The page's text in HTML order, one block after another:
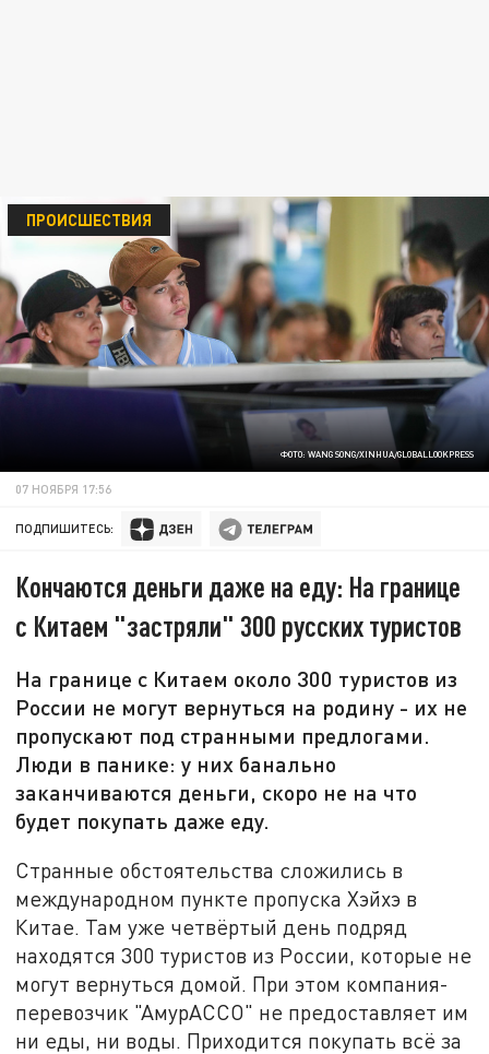
ФОТО: WANG SONG/XINHUA/GLOBALLOOKPRESS
ПРОИСШЕСТВИЯ
07 НОЯБРЯ 17:56
ПОДПИШИТЕСЬ:
Кончаются деньги даже на еду: На границе
с Китаем "застряли" 300 русских туристов
На границе с Китаем около 300 туристов из
России не могут вернуться на родину - их не
пропускают под странными предлогами.
Люди в панике: у них банально
заканчиваются деньги, скоро не на что
будет покупать даже еду.
Странные обстоятельства сложились в
международном пункте пропуска Хэйхэ в
Китае. Там уже четвёртый день подряд
находятся 300 туристов из России, которые не
могут вернуться домой. При этом компания-
перевозчик "АмурАССО" не предоставляет им
ни еды, ни воды. Приходится покупать всё за